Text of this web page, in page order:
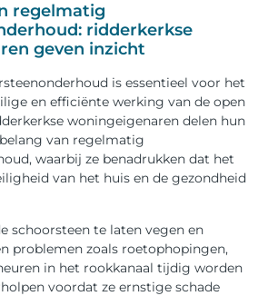
regelmatig
ridderkerkse
geven inzicht
is essentieel voor het
en efficiënte werking van de open
woningeigenaren delen hun
van regelmatig
waarbij ze benadrukken dat het
van het huis en de gezondheid
schoorsteen te laten vegen en
problemen zoals roetophopingen,
in het rookkanaal tijdig worden
voordat ze ernstige schade